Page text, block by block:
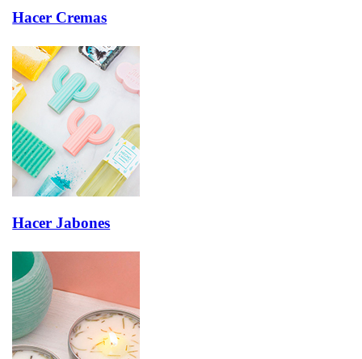
Hacer Cremas
Hacer Jabones